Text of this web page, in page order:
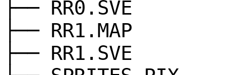
├── RR0.SVE
├── RR1.MAP
├── RR1.SVE